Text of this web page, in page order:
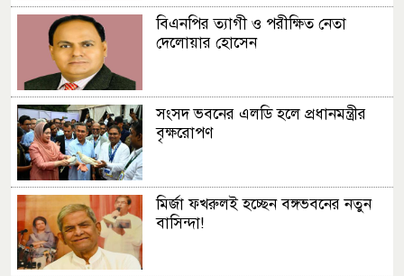
বিএনপির ত্যাগী ও পরীক্ষিত নেতা
দেলোয়ার হোসেন
সংসদ ভবনের এলডি হলে প্রধানমন্ত্রীর
বৃক্ষরোপণ
মির্জা ফখরুলই হচ্ছেন বঙ্গভবনের নতুন
বাসিন্দা!